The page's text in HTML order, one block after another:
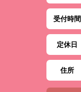
受付時間
定休日
住所